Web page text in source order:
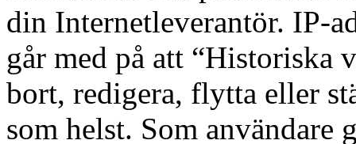
din Internetleverantör. IP-
går med på att “Historiska
bort, redigera, flytta eller
som helst. Som